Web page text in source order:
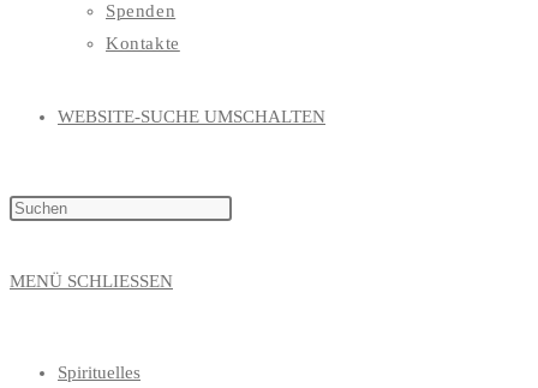
Spenden
Kontakte
WEBSITE-SUCHE UMSCHALTEN
MENÜ SCHLIESSEN
Spirituelles